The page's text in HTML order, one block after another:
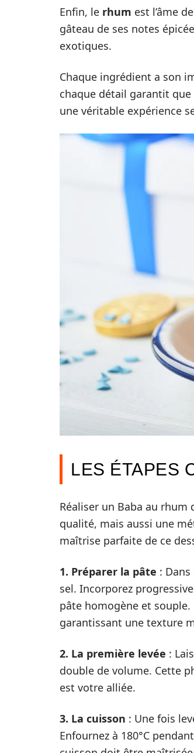
Enfin, le rhum est l’âme
gâteau de ses notes
exotiques.
Chaque ingrédient a son
chaque détail garantit
une véritable expérience
LES ÉTAPES
Réaliser un Baba au rhum
qualité, mais aussi une
maîtrise parfaite de ce
1. Préparer la pâte :
sel. Incorporez
pâte homogène et souple.
garantissant une texture
2. La première levée :
double de volume. Cette
est votre alliée.
3. La cuisson : Une fois
Enfournez à 180°C